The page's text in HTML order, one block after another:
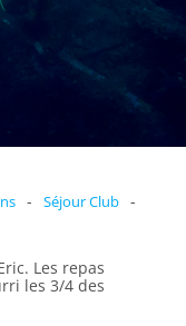
- Séjour Club -
Les repas
les 3/4 des